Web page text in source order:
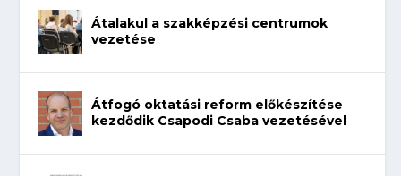
Átalakul a szakképzési centrumok
vezetése
Átfogó oktatási reform előkészítése
kezdődik Csapodi Csaba vezetésével